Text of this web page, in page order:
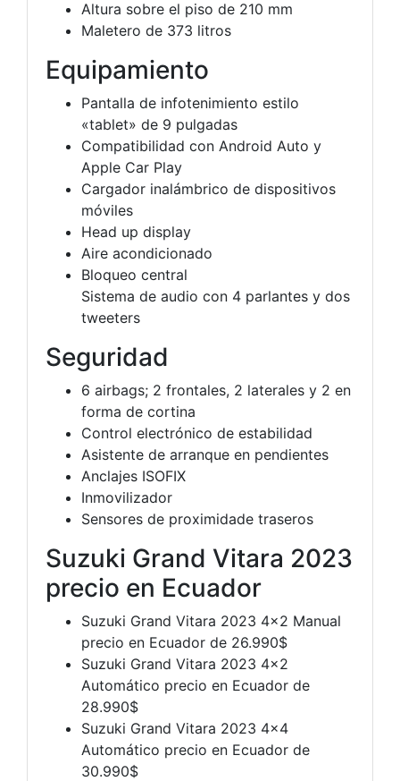
Altura sobre el piso de 210 mm
Maletero de 373 litros
Equipamiento
Pantalla de infotenimiento estilo
«tablet» de 9 pulgadas
Compatibilidad con Android Auto y
Apple Car Play
Cargador inalámbrico de dispositivos
móviles
Head up display
Aire acondicionado
Bloqueo central
Sistema de audio con 4 parlantes y dos
tweeters
Seguridad
6 airbags; 2 frontales, 2 laterales y 2 en
forma de cortina
Control electrónico de estabilidad
Asistente de arranque en pendientes
Anclajes ISOFIX
Inmovilizador
Sensores de proximidade traseros
Suzuki Grand Vitara 2023
precio en Ecuador
Suzuki Grand Vitara 2023 4×2 Manual
precio en Ecuador de 26.990$
Suzuki Grand Vitara 2023 4×2
Automático precio en Ecuador de
28.990$
Suzuki Grand Vitara 2023 4×4
Automático precio en Ecuador de
30.990$